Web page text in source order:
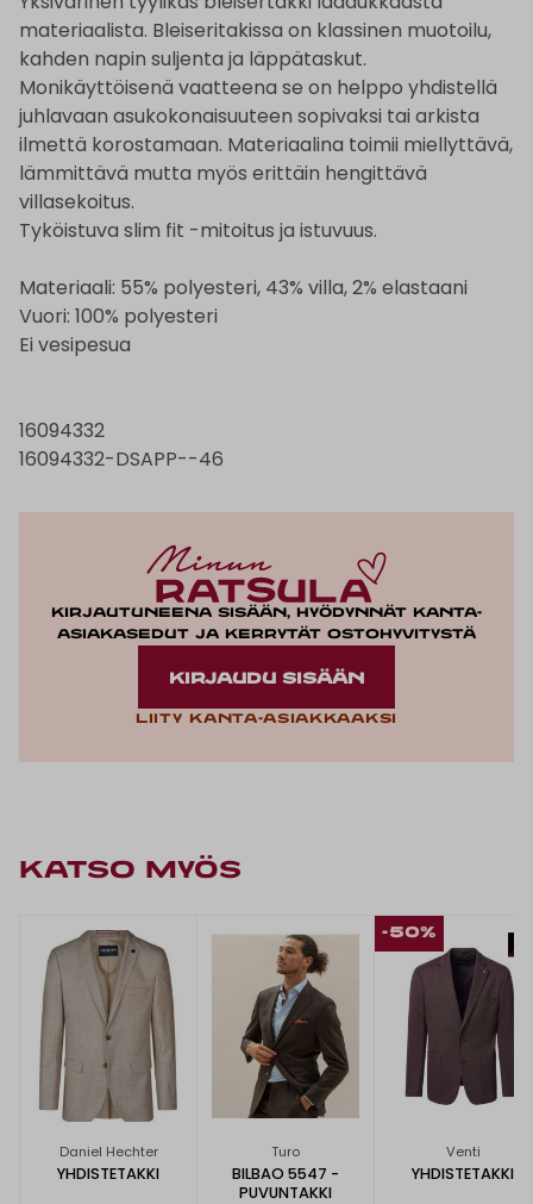
materiaalista. Bleiseritakissa on klassinen muotoilu,
kahden napin suljenta ja läppätaskut.
Monikäyttöisenä vaatteena se on helppo yhdistellä
juhlavaan asukokonaisuuteen sopivaksi tai arkista
ilmettä korostamaan. Materiaalina toimii miellyttävä,
lämmittävä mutta myös erittäin hengittävä
villasekoitus.
Tyköistuva slim fit -mitoitus ja istuvuus.
Materiaali: 55% polyesteri, 43% villa, 2% elastaani
Vuori: 100% polyesteri
Ei vesipesua
16094332
16094332-DSAPP--46
Kirjautuneena sisään, hyödynnät kanta-
asiakasedut ja kerrytät ostohyvitystä
KIRJAUDU SISÄÄN
Liity kanta-asiakkaaksi
KATSO MYÖS
Daniel Hechter
YHDISTETAKKI
Turo
BILBAO 5547 -
PUVUNTAKKI
-50%
Venti
YHDISTETAKKI